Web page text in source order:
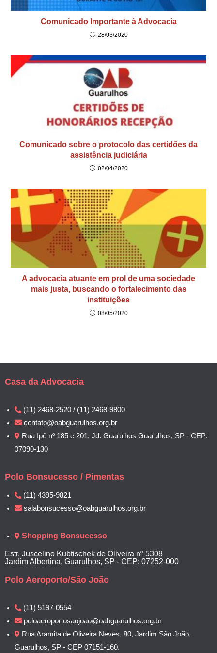
Comunicado Importante à Advocacia
28/03/2020
Comunicado sobre o protocolo das certidões da
assistência judiciária
02/04/2020
A advocacia atuante em prol de uma sociedade
mais justa, buscando o fortalecimento das
instituições
08/05/2020
Casa da Advocacia
(11) 2468-2520 / (11) 2468-9800
contato@oabguarulhos.org.br
Rua Ipê nº 185 e 201, Jd. Guarulhos Guarulhos, SP - CEP:
07090-130
Polo Bonsucesso / Pimentas
(11) 4395-9821
salabonsucesso@oabguarulhos.org.br
Shopping Bonsucesso
Estr. Juscelino Kubtischek de Oliveira nº 5308
Jardim Albertina, Guarulhos, SP - CEP: 07252-000
Polo Aeroporto/São João
(11) 5197-0554
poloaeroportosaojoao@oabguarulhos.org.br
Rua Aramita de Oliveira Neves, 80, Jardim São João,
Guarulhos, SP - CEP 07151-160.